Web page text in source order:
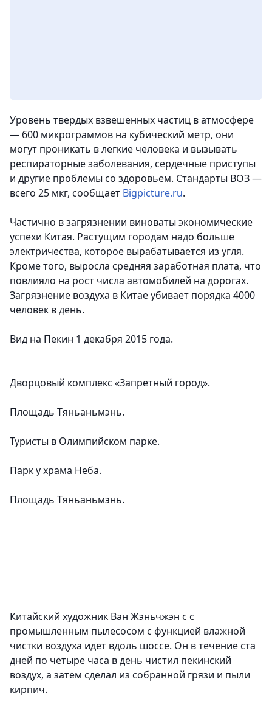
Уровень твердых взвешенных частиц в атмосфере
— 600 микрограммов на кубический метр, они
могут проникать в легкие человека и вызывать
респираторные заболевания, сердечные приступы
и другие проблемы со здоровьем. Стандарты ВОЗ —
всего 25 мкг, сообщает Bigpicture.ru.
Частично в загрязнении виноваты экономические
успехи Китая. Растущим городам надо больше
электричества, которое вырабатывается из угля.
Кроме того, выросла средняя заработная плата, что
повлияло на рост числа автомобилей на дорогах.
Загрязнение воздуха в Китае убивает порядка 4000
человек в день.
Вид на Пекин 1 декабря 2015 года.
Дворцовый комплекс «Запретный город».
Площадь Тяньаньмэнь.
Туристы в Олимпийском парке.
Парк у храма Неба.
Площадь Тяньаньмэнь.
Китайский художник Ван Жэньчжэн с с
промышленным пылесосом с функцией влажной
чистки воздуха идет вдоль шоссе. Он в течение ста
дней по четыре часа в день чистил пекинский
воздух, а затем сделал из собранной грязи и пыли
кирпич.